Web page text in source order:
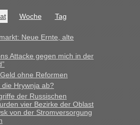
...
aber immer angezeigt "auf dieser
Reisetipps • Re: Mit dem Zug in
dazu schreiben, daß es ein Zug von
auf deren Webseite kann man die
Woche Tag
Neue Ernte, alte
Attacke gegen mich in der
ohne Reformen
Hrywnja ab?
der Russischen
vier Bezirke der Oblast
von der Stromversorgung